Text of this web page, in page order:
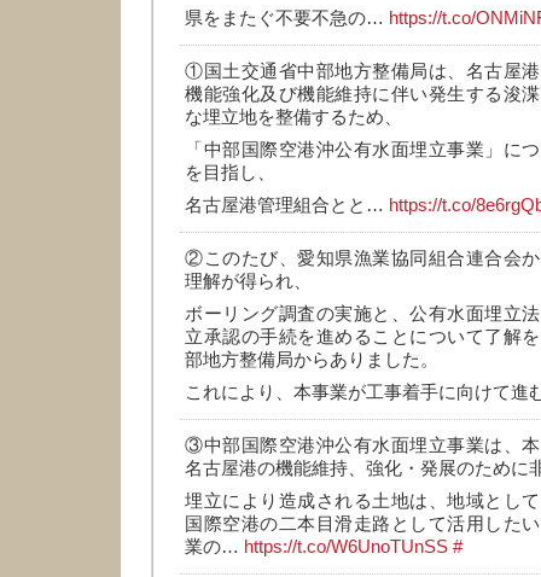
県をまたぐ不要不急の… https://t.co/
①国土交通省中部地方整備局は、名古屋
機能強化及び機能維持に伴い発生する浚
な埋立地を整備するため、
「中部国際空港沖公有水面埋立事業」に
を目指し、
名古屋港管理組合とと… https://t.co/
②このたび、愛知県漁業協同組合連合会
理解が得られ、
ボーリング調査の実施と、公有水面埋立
立承認の手続を進めることについて了解
部地方整備局からありました。
これにより、本事業が工事着手に向けて進
③中部国際空港沖公有水面埋立事業は、
名古屋港の機能維持、強化・発展のために
埋立により造成される土地は、地域とし
国際空港の二本目滑走路として活用した
業の… https://t.co/W6UnoTUnSS #